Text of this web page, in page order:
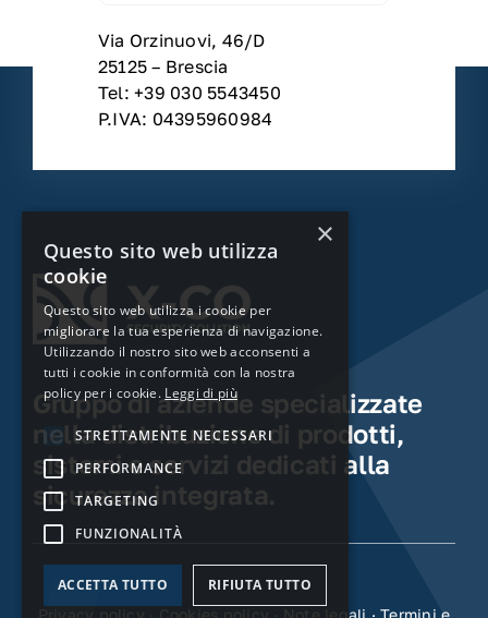
Via Orzinuovi, 46/D
25125 – Brescia
Tel: +39 030 5543450
P.IVA: 04395960984
Gruppo di aziende specializzate
nella distribuzione di prodotti,
sistemi e servizi dedicati alla
sicurezza integrata.
×
Questo sito web utilizza
cookie
Questo sito web utilizza i cookie per
migliorare la tua esperienza di navigazione.
Utilizzando il nostro sito web acconsenti a
tutti i cookie in conformità con la nostra
policy per i cookie. Leggi di più
STRETTAMENTE NECESSARI
PERFORMANCE
TARGETING
FUNZIONALITÀ
ACCETTA TUTTO RIFIUTA TUTTO